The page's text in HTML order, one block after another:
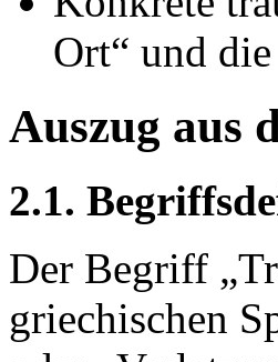
Ort“ und
Auszug aus
2.1.
Der Begriff
griechischen